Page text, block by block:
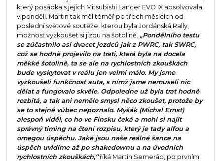
který posádka s jejich Mitsubishi Lancer EVO IX absolvovala
v pondělí. Martin tak měl téměř po třech měsících od
poslední světové soutěže, kterou byla Jordánská Rally,
možnost vyzkoušet si jízdu na šotolině. „Pondělního testu
se zúčastnilo asi dvacet jezdců jak z PWRC, tak SWRC,
což se hodně projevilo na trati, která byla na docela
měkké šotolině, ta se ale na rychlostních zkouškách
bude vyskytovat v reálu jen velmi málo. My jsme
vyzkoušeli funkčnost auta, s nímž jsme nemuseli nic
dělat a fungovalo skvěle. Odpoledne už byla trať hodně
rozbitá, a tak ani nemělo smysl něco zkoušet, protože by
se to stejně vůbec nepoznalo. Myšák (Michal Ernst)
alespoň viděl, co ho ve Finsku čeká a mohl si najít
správný timing na čtení rozpisu, který je tady alfou a
omegou úspěchu. Jaké jsou naše reálné šance na
úspěch uvidíme až po shakedownu a na úvodních
rychlostních zkouškách,“říká Martin Semerád, po prvním